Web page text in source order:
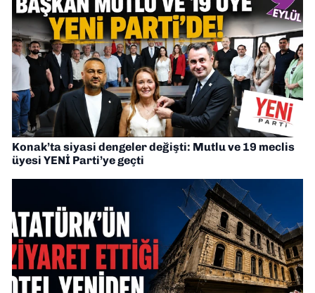
Konak’ta siyasi dengeler değişti: Mutlu ve 19 meclis
üyesi YENİ Parti’ye geçti